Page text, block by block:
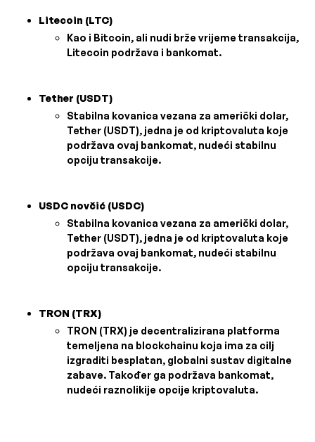
Litecoin (LTC)
Kao i Bitcoin, ali nudi brže vrijeme transakcija,
Litecoin podržava i bankomat.
Tether (USDT)
Stabilna kovanica vezana za američki dolar,
Tether (USDT), jedna je od kriptovaluta koje
podržava ovaj bankomat, nudeći stabilnu
opciju transakcije.
USDC novčić (USDC)
Stabilna kovanica vezana za američki dolar,
Tether (USDT), jedna je od kriptovaluta koje
podržava ovaj bankomat, nudeći stabilnu
opciju transakcije.
TRON (TRX)
TRON (TRX) je decentralizirana platforma
temeljena na blockchainu koja ima za cilj
izgraditi besplatan, globalni sustav digitalne
zabave. Također ga podržava bankomat,
nudeći raznolikije opcije kriptovaluta.